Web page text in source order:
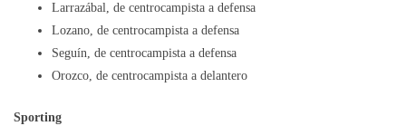
Larrazábal, de centrocampista a defensa
Lozano, de centrocampista a defensa
Seguín, de centrocampista a defensa
Orozco, de centrocampista a delantero
Sporting